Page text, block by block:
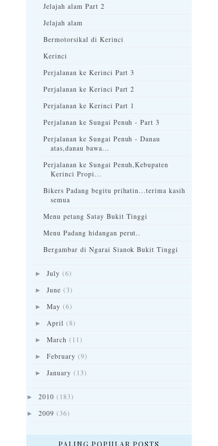
Jelajah alam Part 2
Jelajah alam
Bermotorsikal di Kerinci
Kerinci
Perjalanan ke Kerinci Part 3
Perjalanan ke Kerinci Part 2
Perjalanan ke Kerinci Part 1
Perjalanan ke Sungai Penuh - Part 3
Perjalanan ke Sungai Penuh - Danau
atas,danau bawa...
Perjalanan ke Sungai Penuh,Kebupaten
Kerinci Propi...
Bikers Padang begitu prihatin...terima kasih
semua
Menu petang Satay Bukit Tinggi
Menu Padang hidangan perut..
Bergambar di Ngarai Sianok Bukit Tinggi
► July (6)
► June (3)
► May (6)
► April (8)
► March (11)
► February (9)
► January (13)
► 2010 (183)
► 2009 (36)
PALING POPULAR POSTS